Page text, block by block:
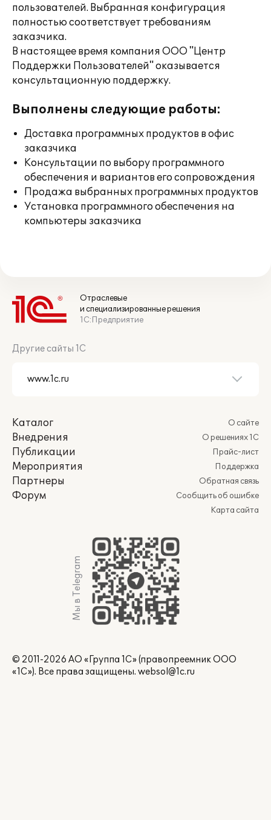
пользователей. Выбранная конфигурация
полностью соответствует требованиям
заказчика.
В настоящее время компания ООО "Центр
Поддержки Пользователей" оказывается
консультационную поддержку.
Выполнены следующие работы:
Доставка программных продуктов в офис
заказчика
Консультации по выбору программного
обеспечения и вариантов его сопровождения
Продажа выбранных программных продуктов
Установка программного обеспечения на
компьютеры заказчика
Отраслевые
и специализированные решения
1С:Предприятие
Другие сайты 1С
Каталог
Внедрения
Публикации
Мероприятия
Партнеры
Форум
О сайте
О решениях 1С
Прайс-лист
Поддержка
Обратная связь
Сообщить об ошибке
Карта сайта
Мы в Telegram
© 2011-2026 АО «Группа 1С» (правопреемник ООО
«1С»). Все права защищены. websol@1c.ru